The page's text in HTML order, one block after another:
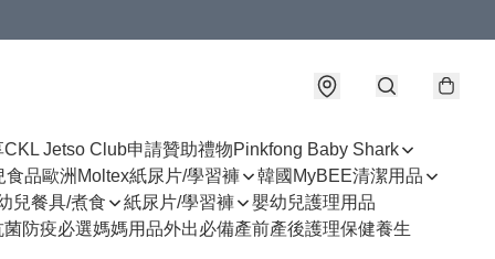
CKL Jetso Club申請贊助禮物Pinkfong Baby Shark
食品歐洲Moltex紙尿片/學習褲
韓國MyBEE清潔用品
兒餐具/煮食 紙尿片/學習褲
嬰幼兒護理用品
菌防疫必選媽媽用品外出必備產前產後護理保健養生